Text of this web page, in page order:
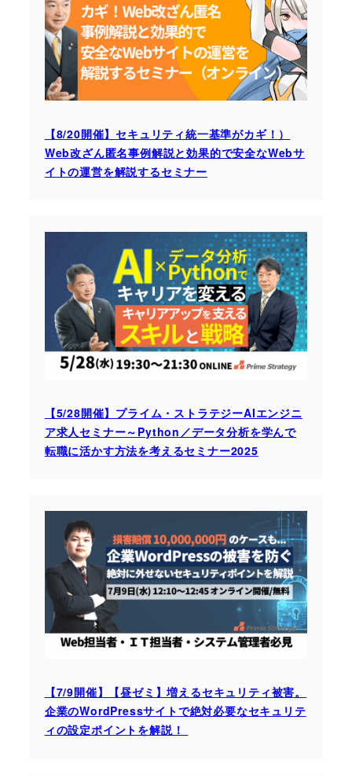
【8/20開催】セキュリティ統一基準がカギ！）
Web改ざん匿名事例解説と効果的で安全なWebサ
イトの運営を解説するセミナー
【5/28開催】プライム・ストラテジーAIエンジニ
ア求人セミナー～Python／データ分析を学んで
転職に活かす方法を考えるセミナー2025
【7/9開催】【昼ゼミ】増えるセキュリティ被害。
企業のWordPressサイトで絶対必要なセキュリテ
ィの設定ポイントを解説！